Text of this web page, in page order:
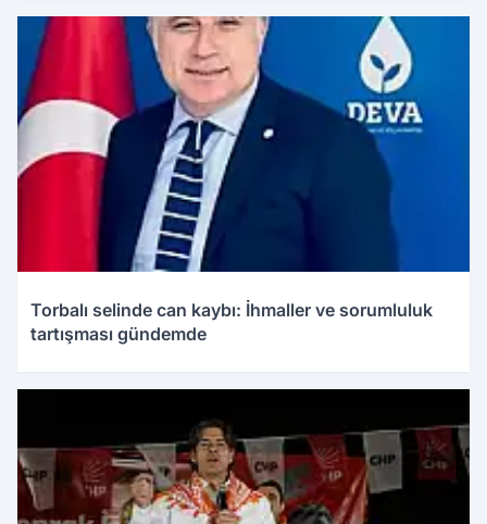
Torbalı selinde can kaybı: İhmaller ve sorumluluk
tartışması gündemde